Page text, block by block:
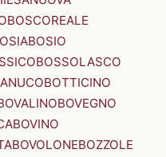
BOSCOREALE
BOSIO
BOSSOLASCO
BOTTICINO
BOVEGNO
BOVINO
BOVOLONEBOZZOLE